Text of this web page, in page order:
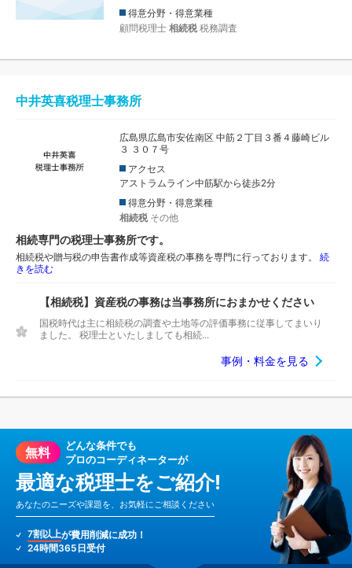
得意分野・得意業種
顧問税理士 相続税 税務調査
中井英喜税理士事務所
広島県広島市安佐南区 中筋２丁目３番４藤崎ビル
３ ３０７号
アクセス
アストラムライン中筋駅から徒歩2分
得意分野・得意業種
相続税 その他
相続専門の税理士事務所です。
相続税や贈与税の申告書作成等資産税の事務を専門に行っております。 続
きを読む
【相続税】資産税の事務は当事務所におまかせください
国税時代は主に相続税の調査や土地等の評価事務に従事してまいり
ました。 税理士といたしましても相続...
事例・料金を見る
無料
どんな条件でも
プロのコーディネーターが
最適な税理士をご紹介!
あなたのニーズや課題を、お気軽にご相談ください
7割以上が費用削減に成功！
24時間365日受付